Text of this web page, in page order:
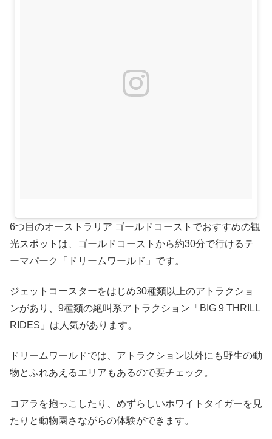
6つ目のオーストラリア ゴールドコーストでおすすめの観
光スポットは、ゴールドコーストから約30分で行けるテ
ーマパーク「ドリームワールド」です。
ジェットコースターをはじめ30種類以上のアトラクショ
ンがあり、9種類の絶叫系アトラクション「BIG 9 THRILL
RIDES」は人気があります。
ドリームワールドでは、アトラクション以外にも野生の動
物とふれあえるエリアもあるので要チェック。
コアラを抱っこしたり、めずらしいホワイトタイガーを見
たりと動物園さながらの体験ができます。